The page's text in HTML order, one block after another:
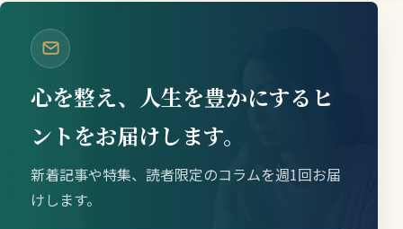
心を整え、人生を豊かにするヒ
ントをお届けします。
新着記事や特集、読者限定のコラムを週1回お届
けします。